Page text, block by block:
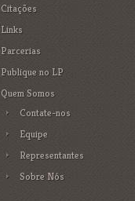
Citações
Links
Parcerias
Publique no LP
Quem Somos
Contate-nos
Equipe
Representantes
Sobre Nós